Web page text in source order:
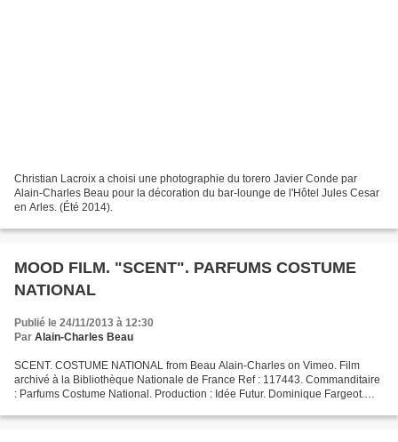
Christian Lacroix a choisi une photographie du torero Javier Conde par
Alain-Charles Beau pour la décoration du bar-lounge de l'Hôtel Jules Cesar
en Arles. (Été 2014).
MOOD FILM. "SCENT". PARFUMS COSTUME
NATIONAL
Publié le 24/11/2013 à 12:30
Par Alain-Charles Beau
SCENT. COSTUME NATIONAL from Beau Alain-Charles on Vimeo. Film
archivé à la Bibliothèque Nationale de France Ref : 117443. Commanditaire
: Parfums Costume National. Production : Idée Futur. Dominique Fargeot.